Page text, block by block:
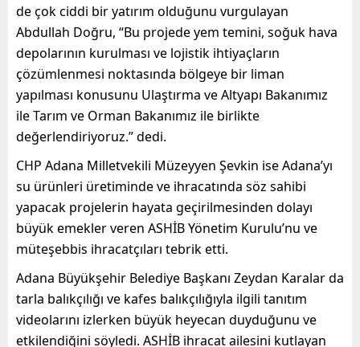
de çok ciddi bir yatırım olduğunu vurgulayan
Abdullah Doğru, “Bu projede yem temini, soğuk hava
depolarının kurulması ve lojistik ihtiyaçların
çözümlenmesi noktasında bölgeye bir liman
yapılması konusunu Ulaştırma ve Altyapı Bakanımız
ile Tarım ve Orman Bakanımız ile birlikte
değerlendiriyoruz.” dedi.
CHP Adana Milletvekili Müzeyyen Şevkin ise Adana’yı
su ürünleri üretiminde ve ihracatında söz sahibi
yapacak projelerin hayata geçirilmesinden dolayı
büyük emekler veren ASHİB Yönetim Kurulu’nu ve
müteşebbis ihracatçıları tebrik etti.
Adana Büyükşehir Belediye Başkanı Zeydan Karalar da
tarla balıkçılığı ve kafes balıkçılığıyla ilgili tanıtım
videolarını izlerken büyük heyecan duyduğunu ve
etkilendiğini söyledi. ASHİB ihracat ailesini kutlayan